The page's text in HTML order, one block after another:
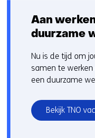
Aan
duurzame
Nu is de tijd om
samen te werken
een duurzame
Bekijk TNO